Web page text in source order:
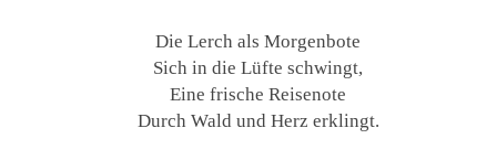
Die Lerch als Morgenbote
Sich in die Lüfte schwingt,
Eine frische Reisenote
Durch Wald und Herz erklingt.